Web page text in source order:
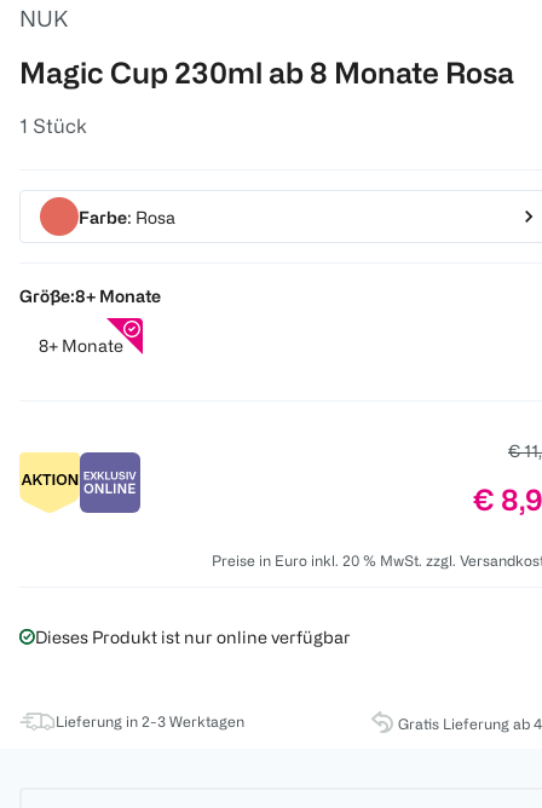
NUK
Magic Cup 230ml ab 8 Monate Rosa
1 Stück
Farbe: Rosa
Größe:8+ Monate
8+ Monate
€
€
Preise in Euro inkl. 20 % MwSt. zzgl.
Dieses Produkt ist nur online verfügbar
Lieferung in 2-3 Werktagen Gratis Lieferung ab